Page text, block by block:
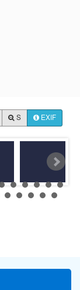
S EXIF